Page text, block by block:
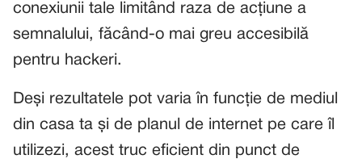
conexiunii tale limitând raza de acțiune a
semnalului, făcând-o mai greu accesibilă
pentru hackeri.
Deși rezultatele pot varia în funcție de mediul
din casa ta și de planul de internet pe care îl
utilizezi, acest truc eficient din punct de